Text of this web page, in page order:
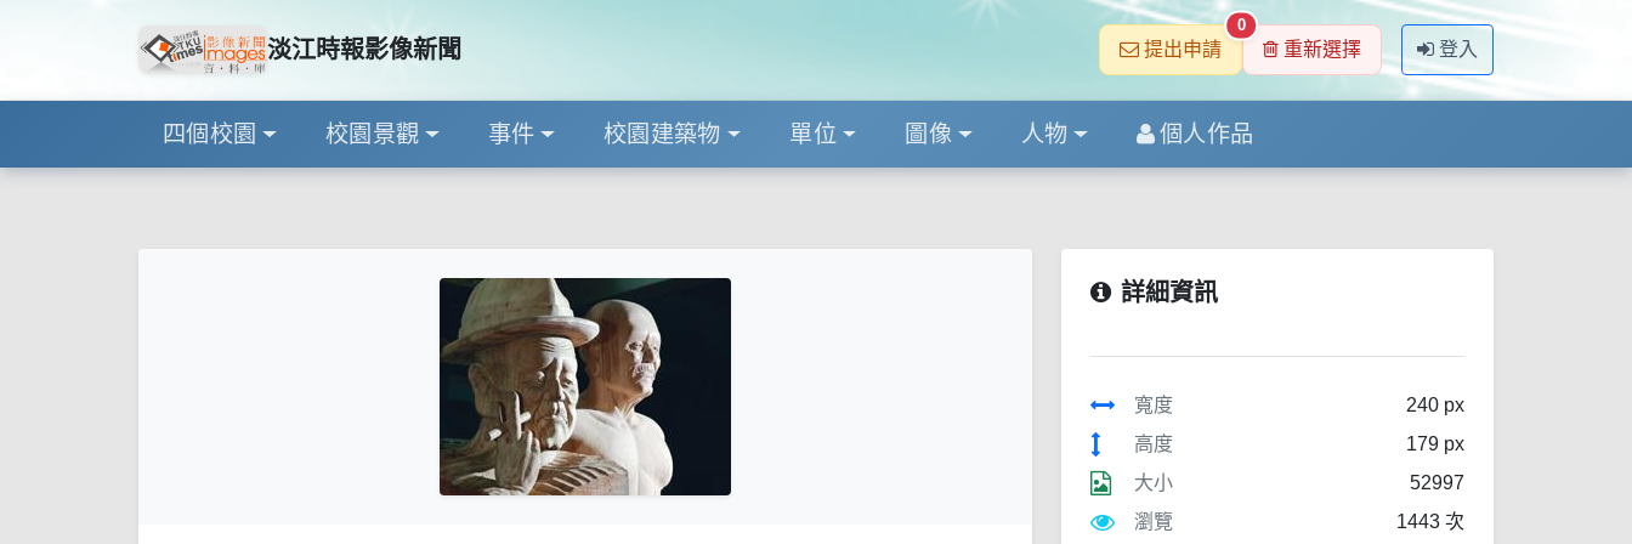
淡江時報影像新聞 提出申請
0
重新選擇 登入
四個校園 校園景觀 事件 校園建築物 單位 圖像 人物 個人作品
詳細資訊
寬度
240 px
高度
179 px
大小
52997
瀏覽
1443 次